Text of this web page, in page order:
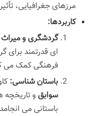
مرزهای جغرافیایی،
کاربردها:
گردشگری و
ای قدرتمند
فرهنگی کمک می
باستان شناسی:
سوابق و
باستانی می